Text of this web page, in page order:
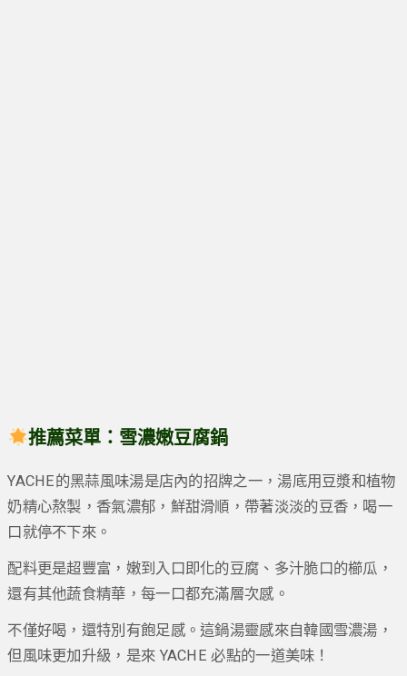
推薦菜單： 雪濃嫩豆腐鍋
YACHE的黑蒜風味湯是店內的招牌之一，湯底用豆漿和植物
奶精心熬製，香氣濃郁，鮮甜滑順，帶著淡淡的豆香，喝一
口就停不下來。
配料更是超豐富，嫩到入口即化的豆腐、多汁脆口的櫛瓜，
還有其他蔬食精華，每一口都充滿層次感。
不僅好喝，還特別有飽足感。這鍋湯靈感來自韓國雪濃湯，
但風味更加升級，是來 YACHE 必點的一道美味！